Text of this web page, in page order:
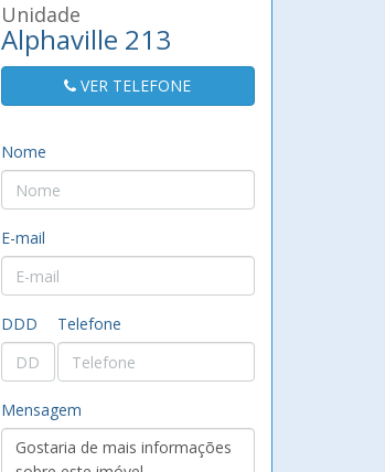
Unidade
Alphaville 213
VER TELEFONE
Nome
E-mail
DDD Telefone
Mensagem